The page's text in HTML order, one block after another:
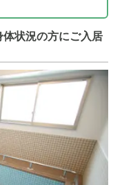
状況の方にご入居